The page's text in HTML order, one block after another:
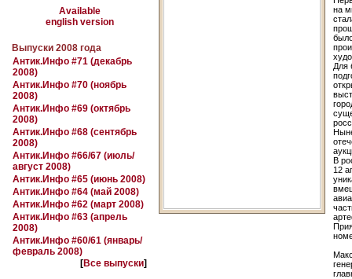
Available
english version
Выпуски 2008 года
Антик.Инфо #71 (декабрь
2008)
Антик.Инфо #70 (ноябрь
2008)
Антик.Инфо #69 (октябрь
2008)
Антик.Инфо #68 (сентябрь
2008)
Антик.Инфо #66/67 (июль/
август 2008)
Антик.Инфо #65 (июнь 2008)
Антик.Инфо #64 (май 2008)
Антик.Инфо #62 (март 2008)
Антик.Инфо #63 (апрель
2008)
Антик.Инфо #60/61 (январь/
февраль 2008)
[Все выпуски]
на
Для
В
12